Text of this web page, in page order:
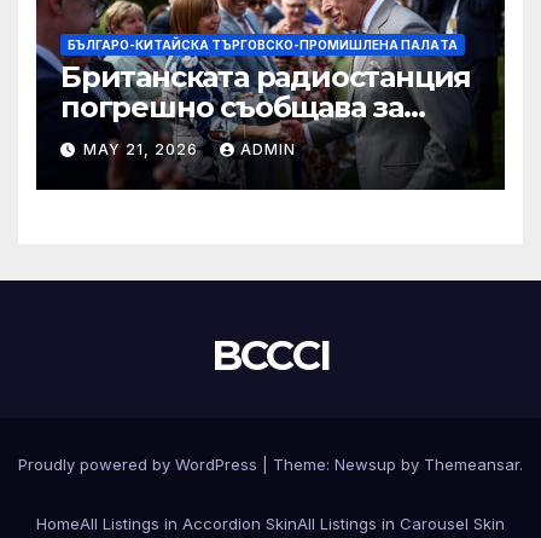
БЪЛГАРО-КИТАЙСКА ТЪРГОВСКО-ПРОМИШЛЕНА ПАЛAТА
Британската радиостанция
погрешно съобщава за
смъртта на крал Чарлз
MAY 21, 2026 ADMIN
BCCCI
Proudly powered by WordPress Theme: Newsup by Themeansar.
HomeAll Listings in Accordion SkinAll Listings in Carousel Skin